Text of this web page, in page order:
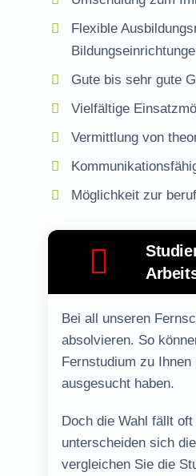
Flexible
Gute bis sehr gute
Vielfältige
Vermittlung von
Möglichkeit zur
Bei all unseren
absolvieren. So
Fernstudium zu
ausgesucht haben.
Doch dieWahl fällt
unterscheiden sich
vergleichen Sie die